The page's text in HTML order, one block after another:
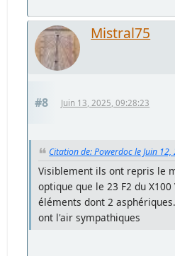
Mistral75
#8 Juin 13, 2025, 09:28:23
Citation de: Powerdoc le Juin
Visiblement ils ont repris le
optique que le 23 F2 du X100
éléments dont 2
ont l'air sympathiques